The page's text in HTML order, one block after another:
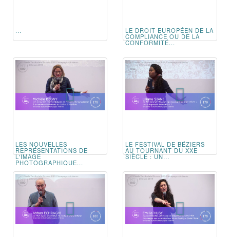
... LE DROIT EUROPÉEN DE LA
COMPLIANCE OU DE LA
CONFORMITÉ...
LES NOUVELLES
REPRÉSENTATIONS DE
L'IMAGE
PHOTOGRAPHIQUE...
LE FESTIVAL DE BÉZIERS
AU TOURNANT DU XXE
SIÈCLE : UN...